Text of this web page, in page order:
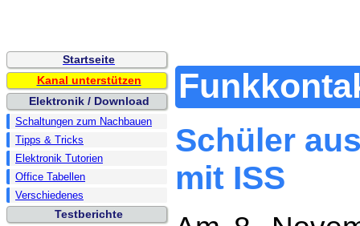
Startseite
Kanal unterstützen
Elektronik / Download
Schaltungen zum Nachbauen
Tipps & Tricks
Elektronik Tutorien
Office Tabellen
Verschiedenes
Testberichte
Schüler
mit ISS